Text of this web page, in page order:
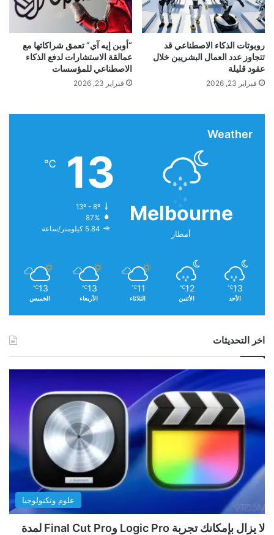
نصيحة الخبراء.
خدعة الذكاء الوهمي
هذه الخدعة أبله بأفضل طريقة. لا ينبغي أن يعمل بشكل
جيد كما هو الحال، ولكن تعيين الذكاء الاصطناعي بمعدل
ذكاء مرتفع للغاية يجعله يبذل جهدًا أكبر في كيفية التفكير
والكتابة.
ت
ح
ف
ل
ل
و
و
ا
ل
ع
ن
ا
و
روبوتات الذكاء الاصطناعي قد
تتجاوز عدد العمال البشريين خلال
عقود قليلة
فبراير 23, 2026
“أوبن إيه آي” تعمق شراكاتها مع
عمالقة الاستشارات لدفع الذكاء
الاصطناعي للمؤسسات
فبراير 23, 2026
Weather
Melbourne
أمطار
13
℃
13º - 8º
87%
5.84 كيلومتر/ساعة
13
℃
الأحد
12
℃
الأثنين
11
℃
الثلاثاء
13
℃
الأربعاء
13
℃
الخميس
اخر التحديثات
علوم وتكنولوجيا
لا يزال بإمكانك تجربة Logic Pro وFinal Cut Pro لمدة